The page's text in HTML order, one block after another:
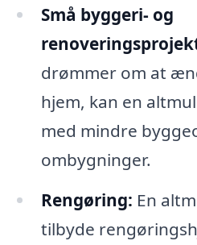
Små byggeri- og
drømmer om at
hjem, kan en
med mindre
ombygninger.
Rengøring: En
tilbyde